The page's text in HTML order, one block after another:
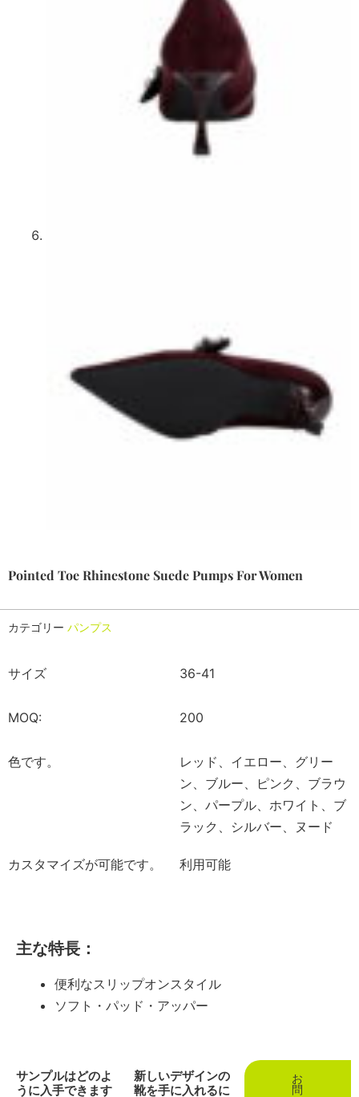
Pointed Toe Rhinestone Suede Pumps For Women
カテゴリー パンプス
サイズ 36-41
MOQ: 200
色です。
レッド、イエロー、グリー
ン、ブルー、ピンク、ブラウ
ン、パープル、ホワイト、ブ
ラック、シルバー、ヌード
カスタマイズが可能です。 利用可能
主な特長：
便利なスリップオンスタイル
ソフト・パッド・アッパー
サンプルはどのよ
うに入手できます
新しいデザインの
靴を手に入れるに
お
問